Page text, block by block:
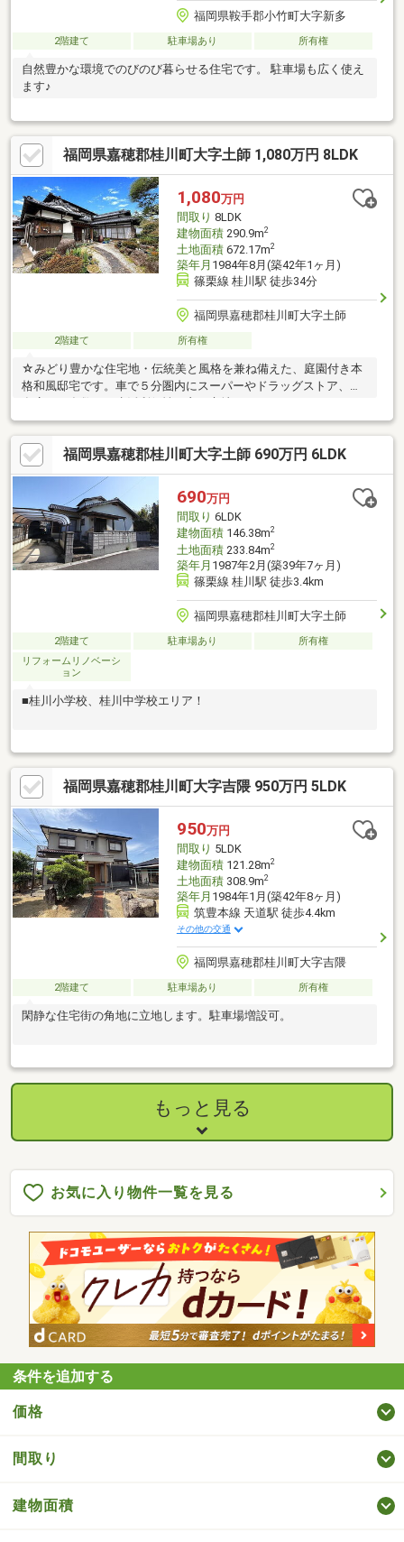
福岡県鞍手郡小竹町大字新多
2階建て 駐車場あり 所有権
自然豊かな環境でのびのび暮らせる住宅です。 駐車場も広く使え
ます♪
福岡県嘉穂郡桂川町大字土師 1,080万円 8LDK
1,080万円
間取り 8LDK
建物面積290.9m2
土地面積672.17m2
築年月 1984年8月(築42年1ヶ月)
篠栗線 桂川駅 徒歩34分
福岡県嘉穂郡桂川町大字土師
2階建て 所有権
☆みどり豊かな住宅地・伝統美と風格を兼ね備えた、庭園付き本
格和風邸宅です。車で５分圏内にスーパーやドラッグストア、飲
福岡県嘉穂郡桂川町大字土師 690万円 6LDK
690万円
間取り 6LDK
建物面積146.38m2
土地面積233.84m2
築年月 1987年2月(築39年7ヶ月)
篠栗線 桂川駅 徒歩3.4km
福岡県嘉穂郡桂川町大字土師
2階建て 駐車場あり
所有権
リフォームリノベーシ
ョン
■桂川小学校、桂川中学校エリア！
福岡県嘉穂郡桂川町大字吉隈 950万円 5LDK
950万円
間取り 5LDK
建物面積121.28m2
土地面積308.9m2
築年月 1984年1月(築42年8ヶ月)
筑豊本線 天道駅 徒歩4.4km
その他の交通
福岡県嘉穂郡桂川町大字吉隈
2階建て 駐車場あり 所有権
閑静な住宅街の角地に立地します。駐車場増設可。
もっと見る
お気に入り物件一覧を見る
条件を追加する
価格
間取り
建物面積